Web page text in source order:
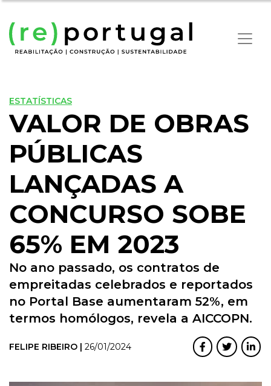
ESTATÍSTICAS
VALOR DE OBRAS
PÚBLICAS
LANÇADAS A
CONCURSO SOBE
65% EM 2023
No ano passado, os contratos de
empreitadas celebrados e reportados
no Portal Base aumentaram 52%, em
termos homólogos, revela a AICCOPN.
FELIPE RIBEIRO | 26/01/2024